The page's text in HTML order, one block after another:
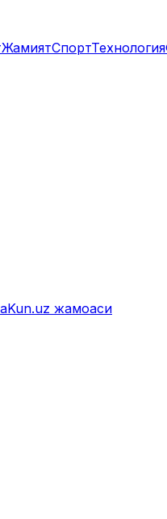
ЖамиятСпортТехнология
Kun.uz жамоаси